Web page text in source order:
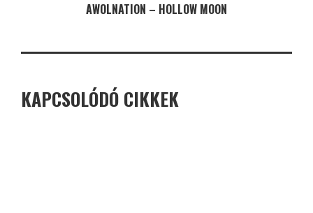
AWOLNATION – HOLLOW MOON
KAPCSOLÓDÓ CIKKEK